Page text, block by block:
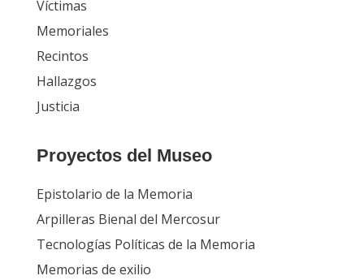
Víctimas
Memoriales
Recintos
Hallazgos
Justicia
Proyectos del Museo
Epistolario de la Memoria
Arpilleras Bienal del Mercosur
Tecnologías Políticas de la Memoria
Memorias de exilio